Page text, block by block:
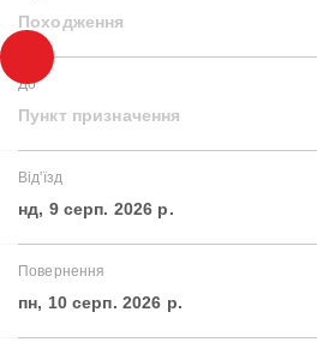
Походження
До
Пункт призначення
Від'їзд
нд, 9 серп. 2026 р.
Повернення
пн, 10 серп. 2026 р.